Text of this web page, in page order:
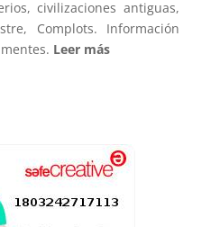
civilizaciones antiguas,
Complots. Información
Leer más